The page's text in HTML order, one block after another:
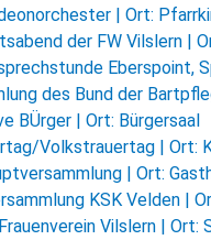
| Ort:
der FW Vilslern |
Eberspoint,
des Bund der
BÜrger | Ort: Bürgersaal
Volkstrauertag | Ort:
| Ort:
KSK Velden |
Vilslern | Ort: